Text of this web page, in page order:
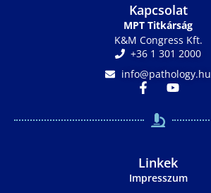
Kapcsolat
MPT Titkárság
K&M Congress Kft.
+36 1 301 2000
info@pathology.hu
Linkek
Impresszum